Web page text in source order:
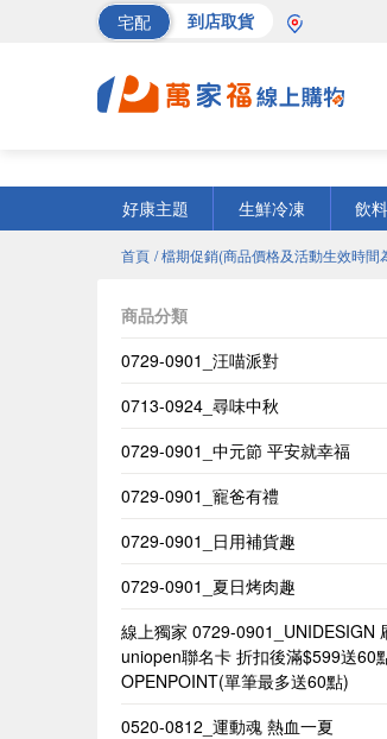
宅配 到店取貨
好康主題
生鮮冷凍 飲
首頁 / 檔期促銷(商品價格及活動生效時間
商品分類
0729-0901_汪喵派對
0713-0924_尋味中秋
0729-0901_中元節 平安就幸福
0729-0901_寵爸有禮
0729-0901_日用補貨趣
0729-0901_夏日烤肉趣
線上獨家 0729-0901_UNIDESIGN​
uniopen聯名卡 折扣後滿$599送60
OPENPOINT(單筆最多送60點)​
0520-0812_運動魂 熱血一夏